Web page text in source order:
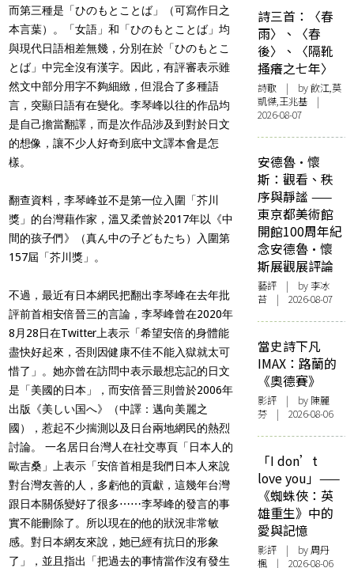
而第三種是「ひのもとことば」（可寫作日之
本言葉）。「女語」和「ひのもとことば」均
與現代日語相差無幾，分別在於「ひのもとこ
とば」中完全沒有漢字。因此，有評審表示雖
然文中部分用字不夠細緻，但混合了多種語
言，突顯日語有在變化。李琴峰以往的作品均
是自己擔當翻譯，而是次作品涉及到對於日文
的想像，讓不少人好奇到底中文譯本會是怎
樣。
翻查資料，李琴峰並不是第一位入圍「芥川
獎」的台灣藉作家，溫又柔曾於2017年以《中
間的孩子們》（真ん中の子どもたち）入圍第
157屆「芥川獎」。
不過，最近有日本網民把翻出李琴峰在去年批
評前首相安倍晉三的言論，李琴峰曾在2020年
8月28日在Twitter上表示「希望安倍的身體能
盡快好起來，否則因健康不佳不能入獄就太可
惜了」。她亦曾在訪問中表示最想忘記的日文
是「美國的日本」，而安倍晉三則曾於2006年
出版《美しい国へ》（中譯：邁向美麗之
國），惹起不少揣測以及日台兩地網民的熱烈
討論。 一名居日台灣人在社交專頁「日本人的
歐吉桑」上表示「安倍首相是我們日本人來說
對台灣友善的人，多虧他的貢獻，這幾年台灣
跟日本關係變好了很多⋯⋯李琴峰的發言的事
實不能刪除了。所以現在的他的狀況非常敏
感。對日本網友來說，她已經有抗日的形象
了」，並且指出「把過去的事情當作沒有發生
詩三首：〈春
雨〉、〈春
後〉、〈隔靴
搔癢之七年〉
詩歌 | by 飲江,莫
凱傑,王兆基 |
2026-08-07
安德魯·懷
斯：觀看、秩
序與靜謐 ——
東京都美術館
開館100周年紀
念安德魯·懷
斯展觀展評論
藝評 | by 李冰
苔 | 2026-08-07
當史詩下凡
IMAX：路蘭的
《奧德賽》
影評 | by 陳麗
芬 | 2026-08-06
「I don’t
love you」——
《蜘蛛俠：英
雄重生》中的
愛與記憶
影評 | by周丹
楓 | 2026-08-06